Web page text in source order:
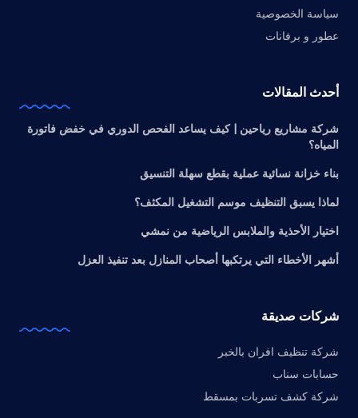
سياسة الخصوصية
عطور و برفانات
أحدث المقالات
شركة مشاريع رياحين | كيف يساعد الفحص الدوري في خفض فاتورة
المياه؟
بناء خزانة نسائية عملية بقطع سهلة التنسيق
لماذا يسبق التنظيف موسم التشغيل المكثف؟
اختيار الأحذية والملابس الرياضية من نمشي
أشهر الأخطاء التي يرتكبها أصحاب المنازل بعد تنفيذ العزل
شركات صديقة
شركة تنظيف افران بالخبر
حسابات سناب
شركة كشف تسربات بمسقط